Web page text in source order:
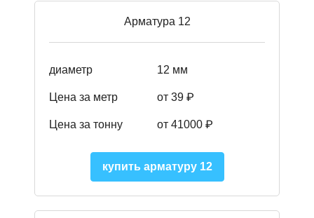
Арматура 12
диаметр 12 мм
Цена за метр от 39 ₽
Цена за тонну от 41000 ₽
купить арматуру 12